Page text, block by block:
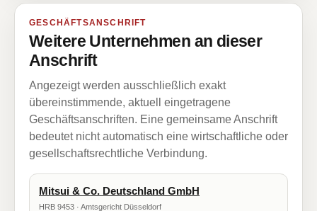
GESCHÄFTSANSCHRIFT
Weitere Unternehmen an dieser
Anschrift
Angezeigt werden ausschließlich exakt
übereinstimmende, aktuell eingetragene
Geschäftsanschriften. Eine gemeinsame Anschrift
bedeutet nicht automatisch eine wirtschaftliche oder
gesellschaftsrechtliche Verbindung.
Mitsui & Co. Deutschland GmbH
HRB 9453 · Amtsgericht Düsseldorf